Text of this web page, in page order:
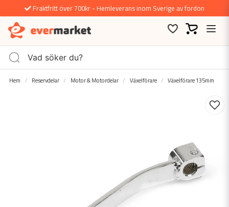
Fraktfritt över 700kr - Hemleverans inom Sverige av fordon
Hem Reservdelar Motor & Motordelar Växelförare Växelförare 135mm